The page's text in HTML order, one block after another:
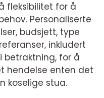
fleksibilitet for å
Personaliserte
budsjett, type
inkludert
betraktning, for å
hendelse enten det
koselige stua.